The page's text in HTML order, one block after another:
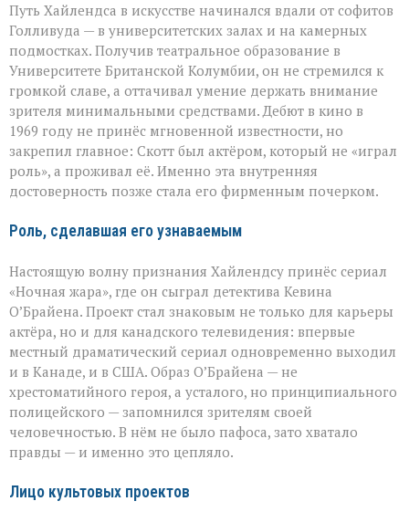
Путь Хайлендса в искусстве начинался вдали от софитов
Голливуда — в университетских залах и на камерных
подмостках. Получив театральное образование в
Университете Британской Колумбии, он не стремился к
громкой славе, а оттачивал умение держать внимание
зрителя минимальными средствами. Дебют в кино в
1969 году не принёс мгновенной известности, но
закрепил главное: Скотт был актёром, который не «играл
роль», а проживал её. Именно эта внутренняя
достоверность позже стала его фирменным почерком.
Роль, сделавшая его узнаваемым
Настоящую волну признания Хайлендсу принёс сериал
«Ночная жара», где он сыграл детектива Кевина
О’Брайена. Проект стал знаковым не только для карьеры
актёра, но и для канадского телевидения: впервые
местный драматический сериал одновременно выходил
и в Канаде, и в США. Образ О’Брайена — не
хрестоматийного героя, а усталого, но принципиального
полицейского — запомнился зрителям своей
человечностью. В нём не было пафоса, зато хватало
правды — и именно это цепляло.
Лицо культовых проектов